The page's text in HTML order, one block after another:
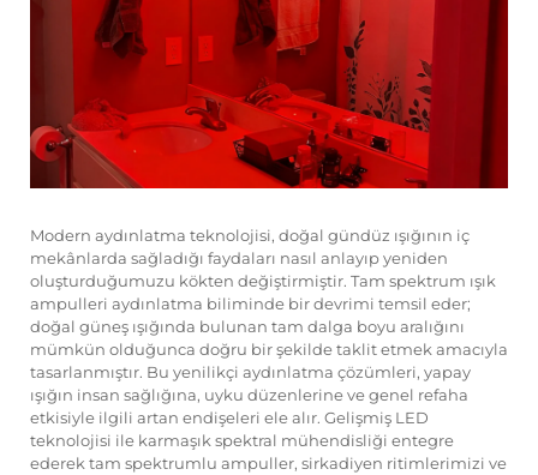
Modern aydınlatma teknolojisi, doğal gündüz ışığının iç
mekânlarda sağladığı faydaları nasıl anlayıp yeniden
oluşturduğumuzu kökten değiştirmiştir. Tam spektrum ışık
ampulleri aydınlatma biliminde bir devrimi temsil eder;
doğal güneş ışığında bulunan tam dalga boyu aralığını
mümkün olduğunca doğru bir şekilde taklit etmek amacıyla
tasarlanmıştır. Bu yenilikçi aydınlatma çözümleri, yapay
ışığın insan sağlığına, uyku düzenlerine ve genel refaha
etkisiyle ilgili artan endişeleri ele alır. Gelişmiş LED
teknolojisi ile karmaşık spektral mühendisliği entegre
ederek tam spektrumlu ampuller, sirkadiyen ritimlerimizi ve